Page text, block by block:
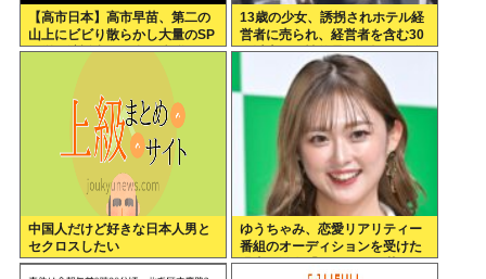
【高市日本】高市早苗、第二の
山上にビビり散らかし大量のSP
を従え演説台にも全面防弾ガラ
13歳の少女、誘拐されホテル経
営者に売られ、経営者を含む30
人以上から性的暴行。怒った群
集が折檻(動画有)。ホテルはブ
ルドーザーで撤去
中国人だけど好きな日本人男と
セクロスしたい
ゆうちゃみ、恋愛リアリティー
番組のオーディションを受けた
過去を激白「10回くらい落ちて